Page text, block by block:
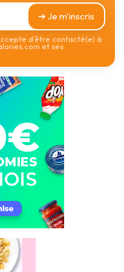
➔ Je m'inscris
d’être contacté(e) à
et ses